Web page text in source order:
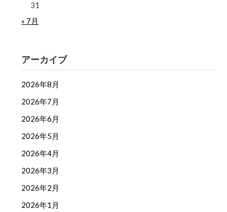
31
« 7月
アーカイブ
2026年8月
2026年7月
2026年6月
2026年5月
2026年4月
2026年3月
2026年2月
2026年1月